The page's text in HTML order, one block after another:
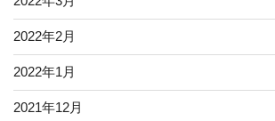
2022年2月
2022年1月
2021年12月